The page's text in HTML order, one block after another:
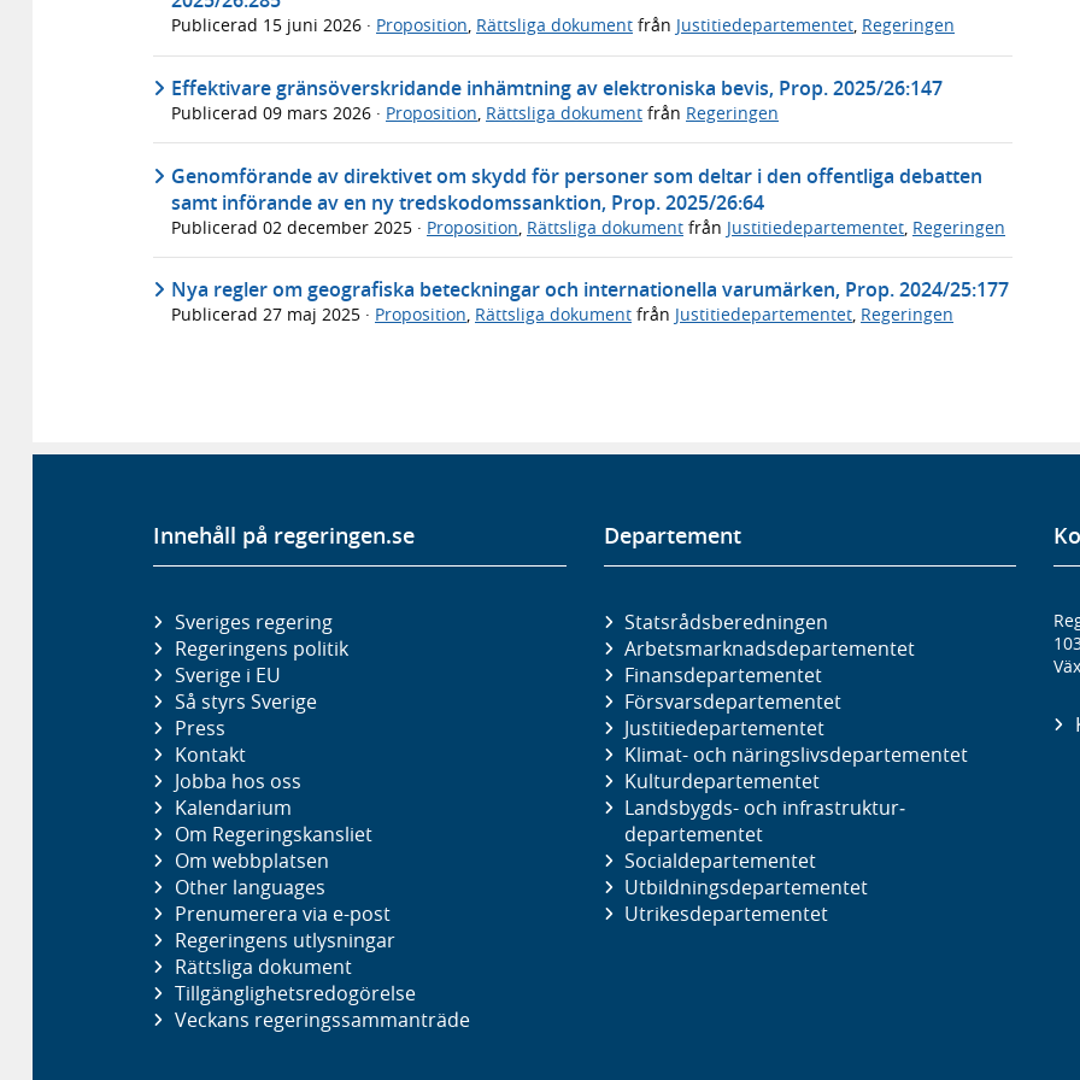
Publicerad 15 juni 2026 · Proposition, Rättsliga dokument från Justitiedepartementet, Regeringen
Effektivare gränsöverskridande inhämtning av elektroniska bevis, Prop. 2025/26:147
Publicerad 09 mars 2026 · Proposition, Rättsliga dokument från Regeringen
Genomförande av direktivet om skydd för personer som deltar i den offentliga debatten
samt införande av en ny tredskodomssanktion, Prop. 2025/26:64
Publicerad 02 december 2025 · Proposition Rättsliga dokument från Justitiedepartementet Regeringen
Nya regler om geografiska beteckningar och internationella varumärken, Prop. 2024/25:177
Publicerad 27 maj 2025 · Proposition, Rättsliga dokument från Justitiedepartementet, Regeringen
Innehåll på regeringen.se
Sveriges regering
Regeringens politik
Sverige i EU
Så styrs Sverige
Press
Kontakt
Jobba hos oss
Kalendarium
Om Regeringskansliet
Om webbplatsen
Other languages
Prenumerera via e-post
Regeringens utlysningar
Rättsliga dokument
Tillgänglighetsredogörelse
Veckans regeringssammanträde
Departement
Statsrådsberedningen
Arbetsmarknads­departementet
Finans­departementet
Försvars­departementet
Justitie­departementet
Klimat- och näringslivs­departementet
Kultur­departementet
Landsbygds- och infrastruktur­
departementet
Social­departementet
Utbildnings­departementet
Utrikes­departementet